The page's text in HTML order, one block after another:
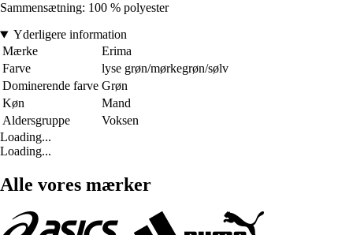
Sammensætning: 100 % polyester
Yderligere information
Mærke
Erima
Farve
lyse grøn/mørkegrøn/sølv
Dominerende farve Grøn
Køn
Mand
Aldersgruppe
Voksen
Loading...
Loading...
Alle vores mærker